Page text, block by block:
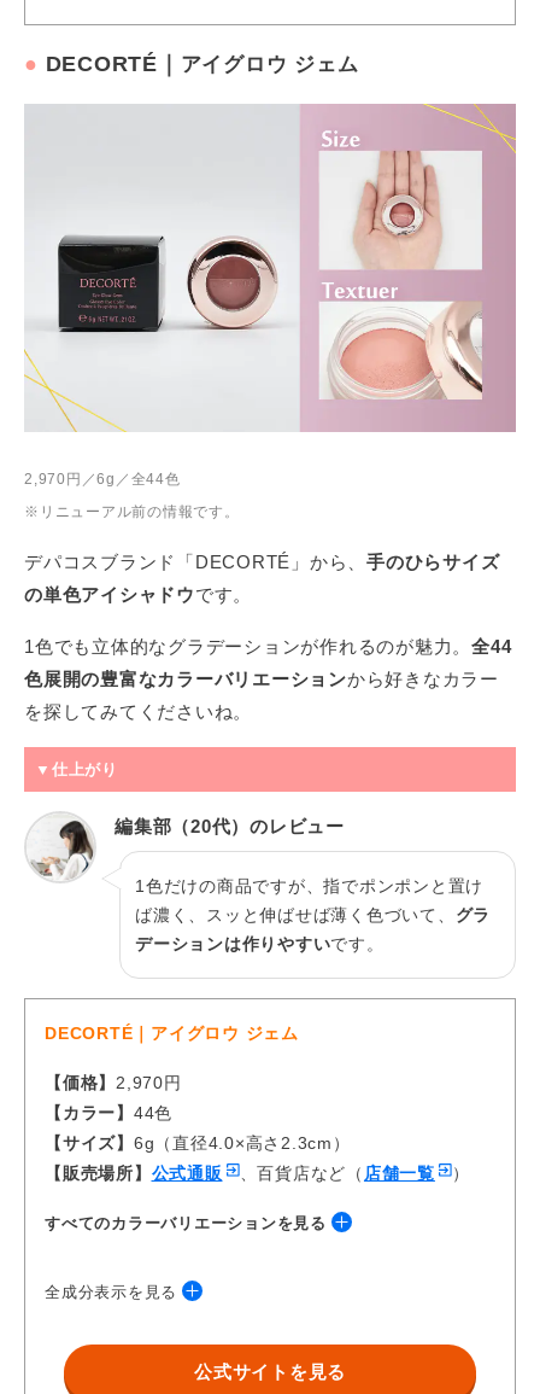
クス、レシチン、トコフェロール、パルミチン酸アスコルビル、
クエン酸、マイカ、酸化鉄、酸化チタン
● DECORTÉ｜ アイグロウ ジェム
2,970円／6g／全44色
※リニューアル前の情報です。
デパコスブランド「DECORTÉ」から、 手のひらサイズ
の単色アイシャドウです。
1色でも立体的なグラデーションが作れるのが魅力。 全44
色展開の豊富なカラーバリエーションから好きなカラー
を探してみてくださいね。
▼仕上がり
編集部（20代）のレビュー
1色だけの商品ですが、指でポンポンと置け
ば濃く、スッと伸ばせば薄く色づいて、 グラ
デーションは作りやすいです。
DECORTÉ｜アイグロウ ジェム
【価格】 2,970円
【カラー】 44色
【サイズ】 6g（直径4.0×高さ2.3cm）
【販売場所】 公式通販 、百貨店など（ 店舗一覧 ）
すべてのカラーバリエーションを見る
全成分表示を見る
PK801
シクロメチコン・合成金雲母・ジフェニルジメチコン・ジメチコ
公式サイトを見る